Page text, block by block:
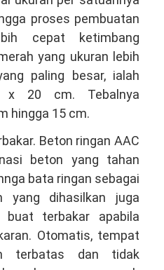
proses pembuatan
cepat ketimbang
yang ukuran lebih
paling besar, ialah
x 20 cm. Tebalnya
hingga 15 cm.
Beton ringan AAC
beton yang tahan
bata ringan sebagai
yang dihasilkan juga
terbakar apabila
Otomatis, tempat
terbatas dan tidak